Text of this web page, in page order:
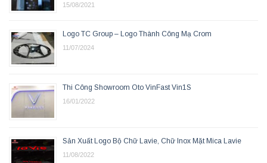
15/08/2021
Logo TC Group – Logo Thành Công Mạ Crom
11/07/2024
Thi Công Showroom Oto VinFast Vin1S
16/01/2022
Sản Xuất Logo Bộ Chữ Lavie, Chữ Inox Mặt Mica Lavie
11/08/2022